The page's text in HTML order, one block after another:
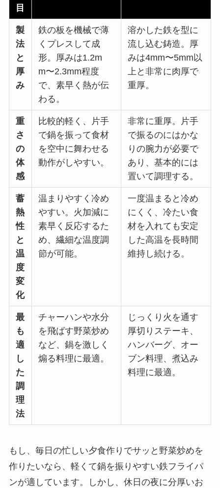
目
製
法
と
厚
み
鉄の板を機械で薄
くプレスして成
形。厚みは1.2m
m〜2.3mm程度
で、素早く熱が伝
わる。
溶かした鉄を型に
流し込む鋳造。厚
みは4mm〜5mm以
上と非常に肉厚で
重厚。
重
さ
の
体
感
比較的軽く、片手
で鍋を振って食材
を空中に舞わせる
動作がしやすい。
非常に重厚。片手
で振るのにはかな
りの腕力が必要で
あり、基本的には
置いて調理する。
蓄
熱
性
と
温
度
変
化
温まりやすく冷め
やすい。火加減に
素早く反応するた
め、繊細な温度調
節が可能。
一度温まると冷め
にくく、冷たい食
材を入れても安定
した高温を長時間
維持し続ける。
最
も
適
し
た
調
理
法
チャーハンや水分
を飛ばす野菜炒め
など、鍋を激しく
煽る料理に最適。
じっくり火を通す
厚切りステーキ、
ハンバーグ、オー
ブン料理、煮込み
料理に最適。
もし、毎日の忙しい夕食作りでサッと野菜炒めを
作りたいなら、軽くて鍋を振りやすい鉄フライパ
ンが適しています。しかし、休日の夜に分厚いお